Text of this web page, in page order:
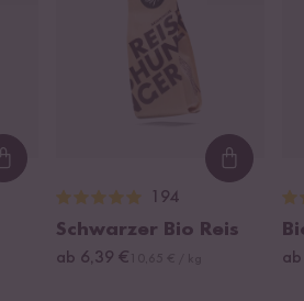
Loading...
194
Schwarzer Bio Reis
ab 6,39 €